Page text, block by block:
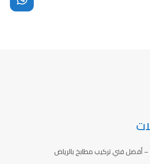
أفضل فني تركيب مطابخ بالرياض